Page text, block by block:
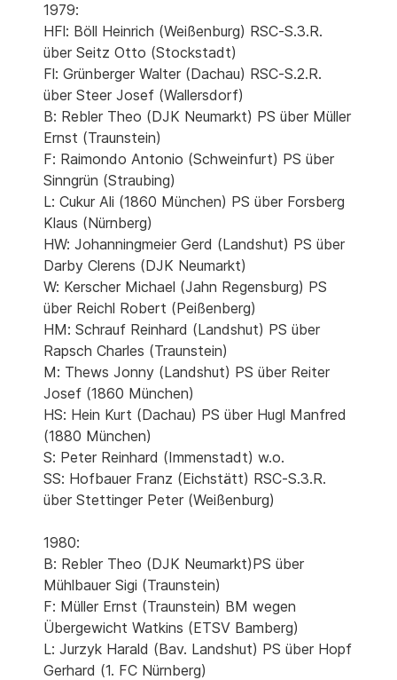
1979:
HFl: Böll Heinrich (Weißenburg) RSC-S.3.R.
über Seitz Otto (Stockstadt)
Fl: Grünberger Walter (Dachau) RSC-S.2.R.
über Steer Josef (Wallersdorf)
B: Rebler Theo (DJK Neumarkt) PS über Müller
Ernst (Traunstein)
F: Raimondo Antonio (Schweinfurt) PS über
Sinngrün (Straubing)
L: Cukur Ali (1860 München) PS über Forsberg
Klaus (Nürnberg)
HW: Johanningmeier Gerd (Landshut) PS über
Darby Clerens (DJK Neumarkt)
W: Kerscher Michael (Jahn Regensburg) PS
über Reichl Robert (Peißenberg)
HM: Schrauf Reinhard (Landshut) PS über
Rapsch Charles (Traunstein)
M: Thews Jonny (Landshut) PS über Reiter
Josef (1860 München)
HS: Hein Kurt (Dachau) PS über Hugl Manfred
(1880 München)
S: Peter Reinhard (Immenstadt) w.o.
SS: Hofbauer Franz (Eichstätt) RSC-S.3.R.
über Stettinger Peter (Weißenburg)
1980:
B: Rebler Theo (DJK Neumarkt)PS über
Mühlbauer Sigi (Traunstein)
F: Müller Ernst (Traunstein) BM wegen
Übergewicht Watkins (ETSV Bamberg)
L: Jurzyk Harald (Bav. Landshut) PS über Hopf
Gerhard (1. FC Nürnberg)